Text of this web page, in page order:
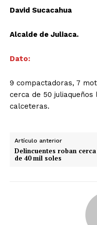
David Sucacahua
Alcalde de Juliaca.
Dato:
9 compactadoras, 7
cerca de 50
calceteras.
Artículo anterior
Delincuentes roban cerca
de 40 mil soles